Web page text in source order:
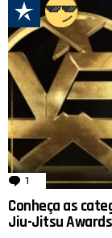
1 comentário
Conheça as
Jiu-Jitsu